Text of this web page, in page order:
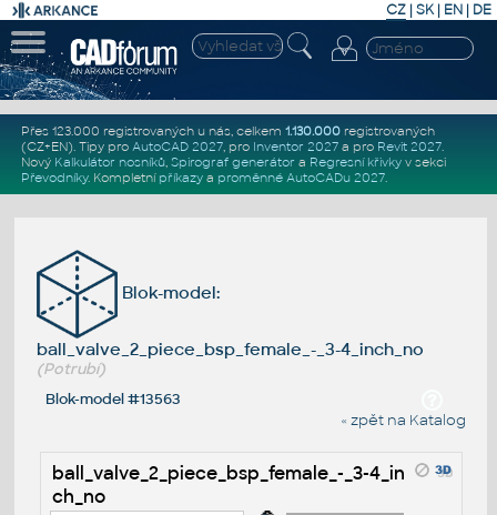
CZ | SK| EN | DE
Přes 123.000 registrovaných u nás, celkem 1.130.000registrovaných
(CZ+EN). Tipy pro AutoCAD 2027, pro Inventor 2027a pro Revit 2027.
Nový Kalkulátor nosníků, Spirograf generátor a Regresní křivkyv sekci
Převodníky. Kompletní příkazya proměnné AutoCADu 2027.
Blok-model:
ball_valve_2_piece_bsp_female_-_3-4_inch_no
(Potrubí)
Blok-model #13563
« zpět na Katalog
ball_valve_2_piece_bsp_female_-_3-4_in
ch_no